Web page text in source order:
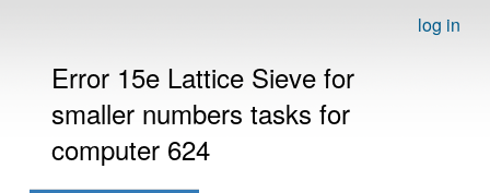
log in
Error 15e Lattice Sieve for
smaller numbers tasks for
computer 624